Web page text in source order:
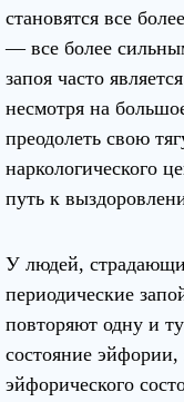
становятся все
— все более
запоя часто
несмотря на
преодолеть свою
наркологического
путь к
У людей,
периодические
повторяют одну и
состояние эйфории,
эйфорического